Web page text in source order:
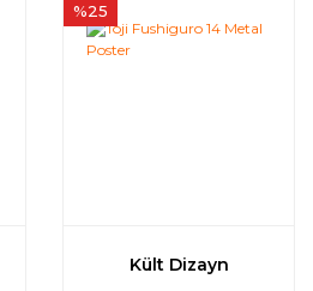
%25
Kült Dizayn